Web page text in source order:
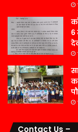
6
Contact Us –